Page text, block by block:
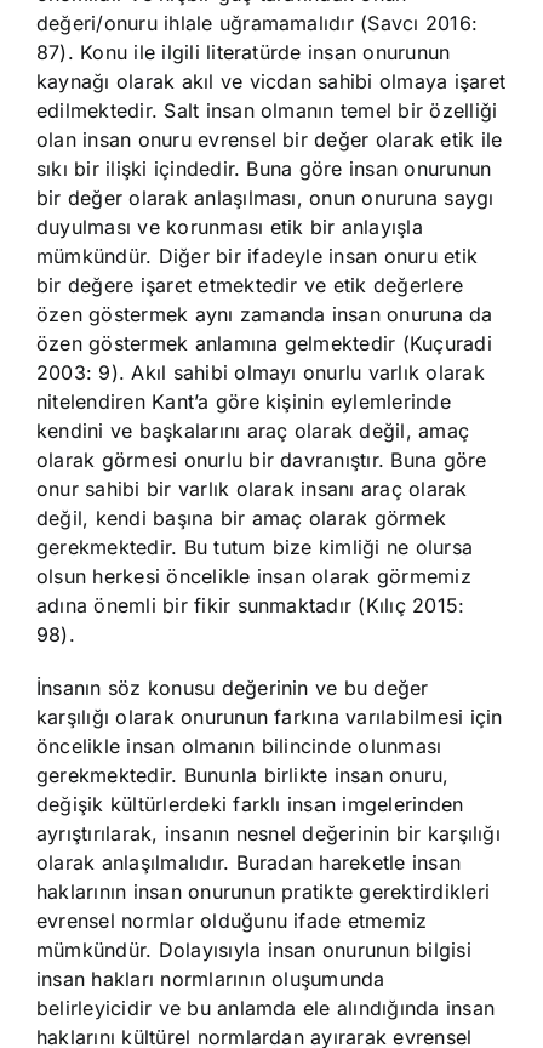
değeri/onuru ihlale uğramamalıdır (Savcı 2016:
87). Konu ile ilgili literatürde insan onurunun
kaynağı olarak akıl ve vicdan sahibi olmaya işaret
edilmektedir. Salt insan olmanın temel bir özelliği
olan insan onuru evrensel bir değer olarak etik ile
sıkı bir ilişki içindedir. Buna göre insan onurunun
bir değer olarak anlaşılması, onun onuruna saygı
duyulması ve korunması etik bir anlayışla
mümkündür. Diğer bir ifadeyle insan onuru etik
bir değere işaret etmektedir ve etik değerlere
özen göstermek aynı zamanda insan onuruna da
özen göstermek anlamına gelmektedir (Kuçuradi
2003: 9). Akıl sahibi olmayı onurlu varlık olarak
nitelendiren Kant’a göre kişinin eylemlerinde
kendini ve başkalarını araç olarak değil, amaç
olarak görmesi onurlu bir davranıştır. Buna göre
onur sahibi bir varlık olarak insanı araç olarak
değil, kendi başına bir amaç olarak görmek
gerekmektedir. Bu tutum bize kimliği ne olursa
olsun herkesi öncelikle insan olarak görmemiz
adına önemli bir fikir sunmaktadır (Kılıç 2015:
98).
İnsanın söz konusu değerinin ve bu değer
karşılığı olarak onurunun farkına varılabilmesi için
öncelikle insan olmanın bilincinde olunması
gerekmektedir. Bununla birlikte insan onuru,
değişik kültürlerdeki farklı insan imgelerinden
ayrıştırılarak, insanın nesnel değerinin bir karşılığı
olarak anlaşılmalıdır. Buradan hareketle insan
haklarının insan onurunun pratikte gerektirdikleri
evrensel normlar olduğunu ifade etmemiz
mümkündür. Dolayısıyla insan onurunun bilgisi
insan hakları normlarının oluşumunda
belirleyicidir ve bu anlamda ele alındığında insan
haklarını kültürel normlardan ayırarak evrensel